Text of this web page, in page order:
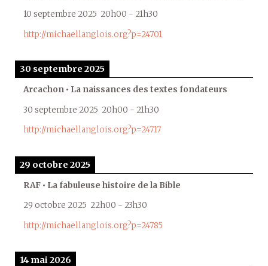
10 septembre 2025 20h00 - 21h30
http://michaellanglois.org?p=24701
30 septembre 2025
Arcachon • La naissances des textes fondateurs
30 septembre 2025 20h00 - 21h30
http://michaellanglois.org?p=24717
29 octobre 2025
RAF • La fabuleuse histoire de la Bible
29 octobre 2025 22h00 - 23h30
http://michaellanglois.org?p=24785
14 mai 2026